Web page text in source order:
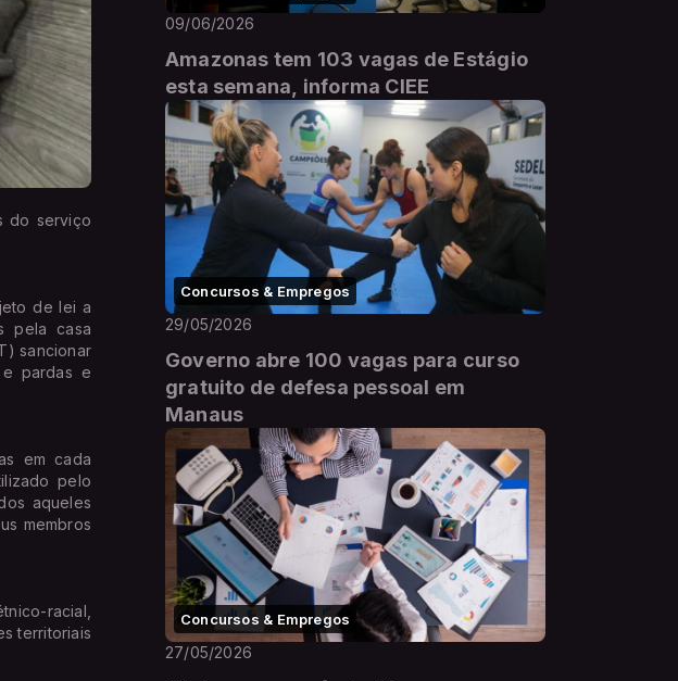
do serviço
de lei a
pela casa
sancionar
pardas e
em cada
pelo
aqueles
membros
racial,
territoriais
09/06/2026
Amazonas tem 103 vagas de Estágio
esta semana, informa CIEE
Concursos & Empregos
29/05/2026
Governo abre 100 vagas para curso
gratuito de defesa pessoal em
Manaus
Concursos & Empregos
27/05/2026